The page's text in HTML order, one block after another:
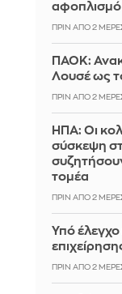
ΠΡΙΝ ΑΠΌ 2
ΠΑΟΚ:
Λουσέ ως
ΠΡΙΝ ΑΠΌ 2
ΗΠΑ: Οι
σύσκεψη
τομέα
ΠΡΙΝ ΑΠΌ 2
Υπό
ΠΡΙΝ ΑΠΌ 2